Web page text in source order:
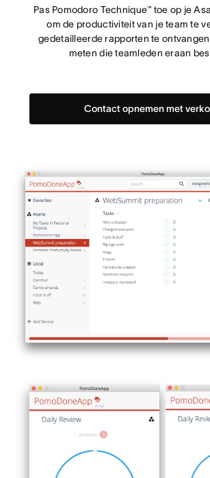
Pas Pomodoro Technique™ toe op je
om de productiviteit van je team te
gedetailleerde rapporten te
meten die teamleden eraan
Contact opnemen met